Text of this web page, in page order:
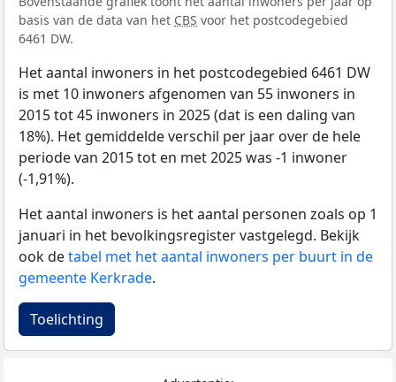
basis van de data van het CBS voor het postcodegebied
6461 DW.
Het aantal inwoners in het postcodegebied 6461 DW
is met 10 inwoners afgenomen van 55 inwoners in
2015 tot 45 inwoners in 2025 (dat is een daling van
18%). Het gemiddelde verschil per jaar over de hele
periode van 2015 tot en met 2025 was -1 inwoner
(-1,91%).
Het aantal inwoners is het aantal personen zoals op 1
januari in het bevolkingsregister vastgelegd. Bekijk
ook detabel met het aantal inwoners per buurt in de
gemeente Kerkrade.
Toelichting